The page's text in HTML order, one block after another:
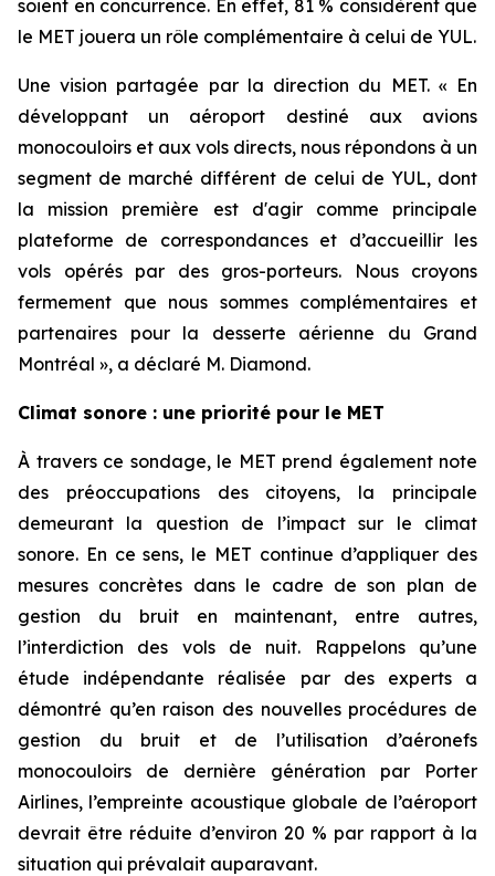
soient en concurrence. En effet, 81 % considèrent que
le MET jouera un rôle complémentaire à celui de YUL.
Une vision partagée par la direction du MET. « En
développant un aéroport destiné aux avions
monocouloirs et aux vols directs, nous répondons à un
segment de marché différent de celui de YUL, dont
la mission première est d'agir comme principale
plateforme de correspondances et d’accueillir les
vols opérés par des gros-porteurs. Nous croyons
fermement que nous sommes complémentaires et
partenaires pour la desserte aérienne du Grand
Montréal », a déclaré M. Diamond.
Climat sonore : une priorité pour le MET
À travers ce sondage, le MET prend également note
des préoccupations des citoyens, la principale
demeurant la question de l’impact sur le climat
sonore. En ce sens, le MET continue d’appliquer des
mesures concrètes dans le cadre de son plan de
gestion du bruit en maintenant, entre autres,
l’interdiction des vols de nuit. Rappelons qu’une
étude indépendante réalisée par des experts a
démontré qu’en raison des nouvelles procédures de
gestion du bruit et de l’utilisation d’aéronefs
monocouloirs de dernière génération par Porter
Airlines, l’empreinte acoustique globale de l’aéroport
devrait être réduite d’environ 20 % par rapport à la
situation qui prévalait auparavant.